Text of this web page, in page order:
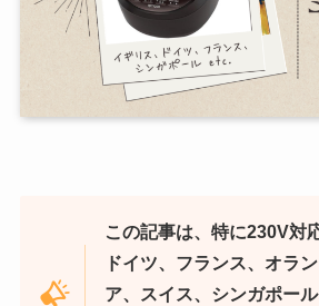
この記事は、特に230V対
ドイツ、フランス、オラ
ア、スイス、シンガポー